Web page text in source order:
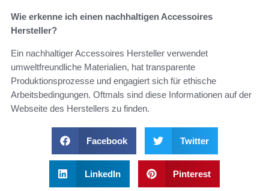
Wie erkenne ich einen nachhaltigen Accessoires
Hersteller?
Ein nachhaltiger Accessoires Hersteller verwendet
umweltfreundliche Materialien, hat transparente
Produktionsprozesse und engagiert sich für ethische
Arbeitsbedingungen. Oftmals sind diese Informationen auf der
Webseite des Herstellers zu finden.
Facebook Twitter
LinkedIn Pinterest